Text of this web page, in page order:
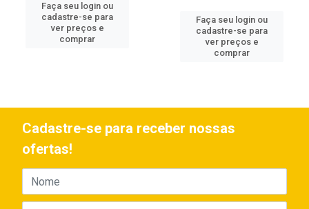
Faça seu login ou
cadastre-se para
ver preços e
comprar
Faça seu login ou
cadastre-se para
ver preços e
comprar
Cadastre-se para receber nossas
ofertas!